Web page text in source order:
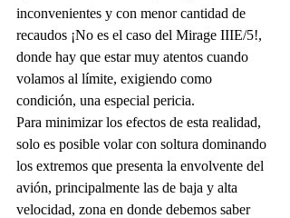
inconvenientes y con menor cantidad de
recaudos ¡No es el caso del Mirage IIIE/5!,
donde hay que estar muy atentos cuando
volamos al límite, exigiendo como
condición, una especial pericia.
Para minimizar los efectos de esta realidad,
solo es posible volar con soltura dominando
los extremos que presenta la envolvente del
avión, principalmente las de baja y alta
velocidad, zona en donde debemos saber